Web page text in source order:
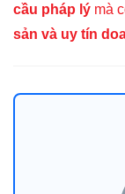
cầu pháp lý mà
sản và uy tín